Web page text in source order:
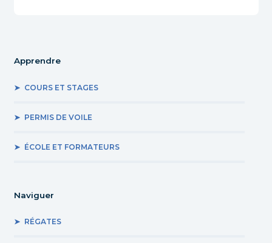
Apprendre
COURS ET STAGES
PERMIS DE VOILE
ÉCOLE ET FORMATEURS
Naviguer
RÉGATES